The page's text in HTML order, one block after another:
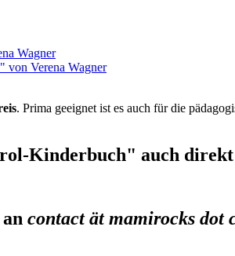
von Verena Wagner
. Prima geeignet ist es auch für die
Kinderbuch" auch
contact ät mamirocks dot